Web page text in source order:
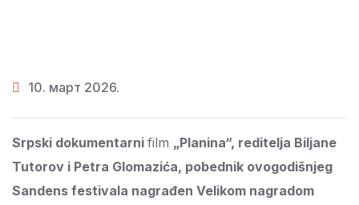
10. март 2026.
Srpski dokumentarni film „Planina“, reditelja Biljane
Tutorov i Petra Glomazića, pobednik ovogodišnjeg
Sandens festivala nagrađen Velikom nagradom